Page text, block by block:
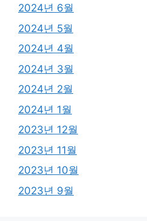
2024년 6월
2024년 5월
2024년 4월
2024년 3월
2024년 2월
2024년 1월
2023년 12월
2023년 11월
2023년 10월
2023년 9월